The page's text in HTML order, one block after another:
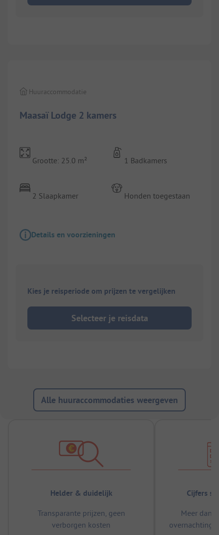
Maasaï Lodge 2 kamers
Huuraccommodatie
Grootte: 25.0 m²
2 Slaapkamer
1 Badkamers
Honden toegestaan
Details en voorzieningen
Kies je reisperiode om prijzen te vergelijken
Selecteer je reisdata
Alle huuraccommodaties weergeven
Helder & duidelijk
Transparante prijzen, geen
verborgen kosten
Cijfers
Meer dan